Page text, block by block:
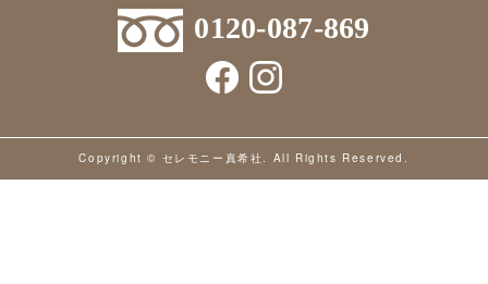
2020年9月
0120-087-869
Copyright © セレモニー真希社. All Rights Reserved.